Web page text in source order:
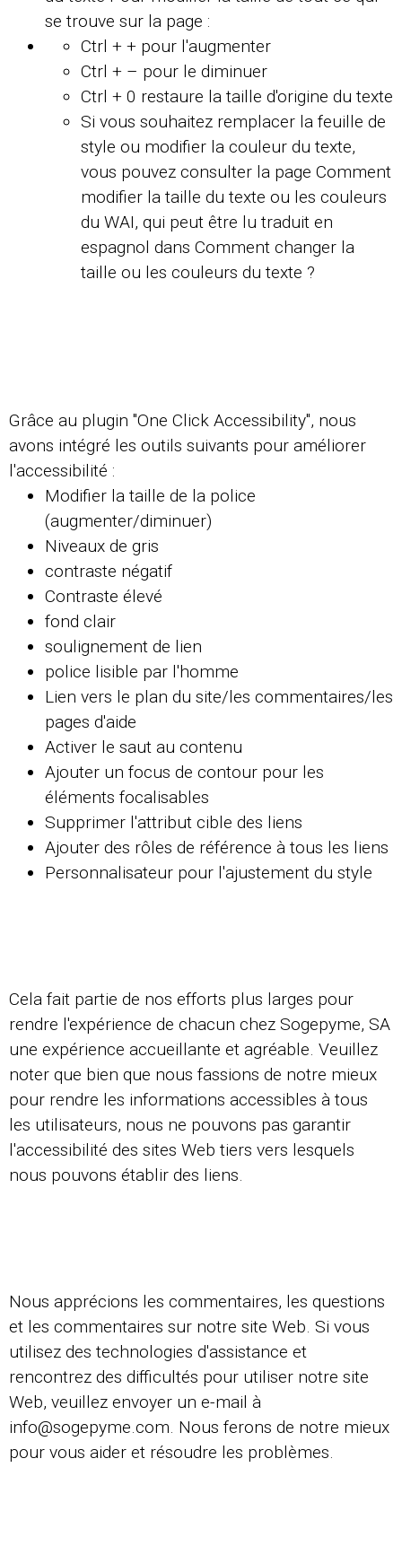
se trouve sur la page :
Ctrl + + pour l'augmenter
Ctrl + – pour le diminuer
Ctrl + 0 restaure la taille d'origine du texte
Si vous souhaitez remplacer la feuille de
style ou modifier la couleur du texte,
vous pouvez consulter la page Comment
modifier la taille du texte ou les couleurs
du WAI, qui peut être lu traduit en
espagnol dans Comment changer la
taille ou les couleurs du texte ?
Grâce au plugin "One Click Accessibility", nous
avons intégré les outils suivants pour améliorer
l'accessibilité :
Modifier la taille de la police
(augmenter/diminuer)
Niveaux de gris
contraste négatif
Contraste élevé
fond clair
soulignement de lien
police lisible par l'homme
Lien vers le plan du site/les commentaires/les
pages d'aide
Activer le saut au contenu
Ajouter un focus de contour pour les
éléments focalisables
Supprimer l'attribut cible des liens
Ajouter des rôles de référence à tous les liens
Personnalisateur pour l'ajustement du style
Cela fait partie de nos efforts plus larges pour
rendre l'expérience de chacun chez Sogepyme, SA
une expérience accueillante et agréable. Veuillez
noter que bien que nous fassions de notre mieux
pour rendre les informations accessibles à tous
les utilisateurs, nous ne pouvons pas garantir
l'accessibilité des sites Web tiers vers lesquels
nous pouvons établir des liens.
Nous apprécions les commentaires, les questions
et les commentaires sur notre site Web. Si vous
utilisez des technologies d'assistance et
rencontrez des difficultés pour utiliser notre site
Web, veuillez envoyer un e-mail à
info@sogepyme.com. Nous ferons de notre mieux
pour vous aider et résoudre les problèmes.